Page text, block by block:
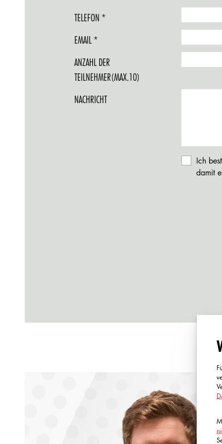
REQUIRED.
IS
REQUIRED.
TELEFON
REQUIRED.
EMAIL
IS
REQUIRED.
ANZAHL DER
TEILNEHMER(MAX.10)
NACHRICHT
Ich
damit